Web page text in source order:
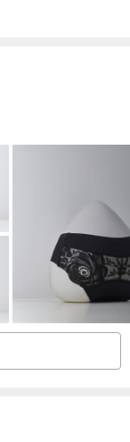
子宮頸的位置是最